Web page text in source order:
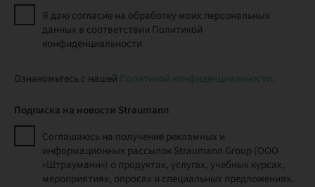
Я даю согласие на обработку моих персональных
данных в соответствии Политикой
конфиденциальности
Ознакомьтесь с нашей Политикой конфиденциальности.
Подписка на новости Straumann
Соглашаюсь на получение рекламных и
информационных рассылок Straumann Group (ООО
«Штрауманн») о продуктах, услугах, учебных курсах,
мероприятиях, опросах и специальных предложениях.